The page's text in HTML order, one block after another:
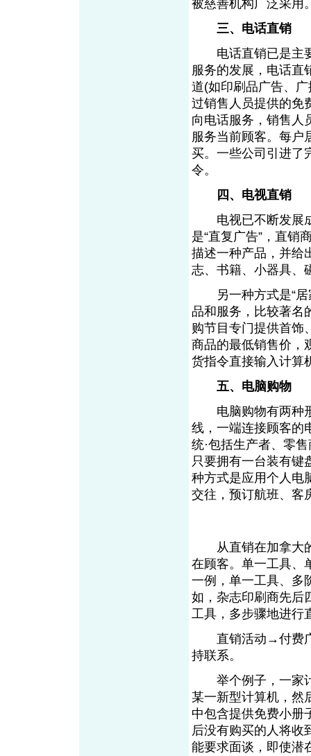
被慈善机构广泛采用
三、电话直销
电话直销已是主要
服务的发展，电话直
道(如印刷品广告、
过销售人员提供的免
向电话服务，销售人
服务当前顾客。每户
买。一些公司引进了
令。
四、电视直销
电视已不断发展成
是“直复广告”，直销
描述一种产品，并给
志、书籍、小器具、
另一种方式是“居
品和服务，比较著名
购节目专门提供首饰
商品的最低销售价，
货指令直接输入计算
五、电脑购物
电脑购物有两种形
线，一端连接顾客的
统·包括生产者、零
只要拥有一台装有键
种方式是应用个人电
交往，预订航班、
从直销在加拿大的
在顾客。单一工具、
一例，单一工具、多
如，杂志印刷商先后
工具，多步骤地进行
直销活动→付费广
持联系。
举个例子，一家计
某一新型计算机，然
中包含提供免费小册
后没有购买的人将收
能要求面谈，即使潜